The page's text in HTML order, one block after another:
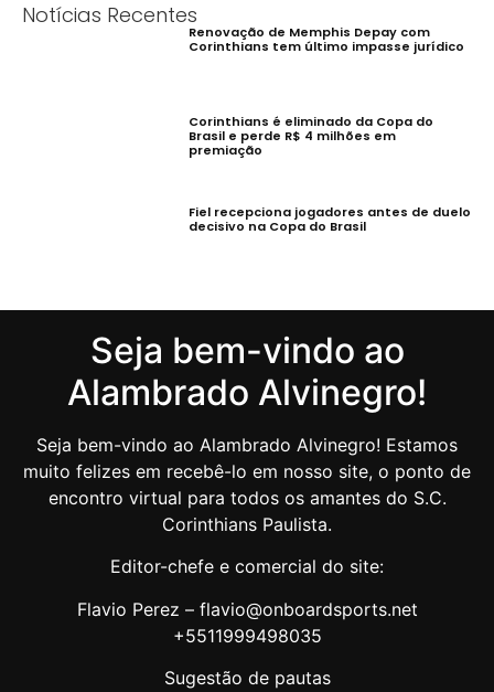
Notícias Recentes
Renovação de Memphis Depay com
Corinthians tem último impasse jurídico
Corinthians é eliminado da Copa do
Brasil e perde R$ 4 milhões em
premiação
Fiel recepciona jogadores antes de duelo
decisivo na Copa do Brasil
Seja bem-vindo ao
Alambrado Alvinegro!
Seja bem-vindo ao Alambrado Alvinegro! Estamos
muito felizes em recebê-lo em nosso site, o ponto de
encontro virtual para todos os amantes do S.C.
Corinthians Paulista.
Editor-chefe e comercial do site:
Flavio Perez – flavio@onboardsports.net
+5511999498035
Sugestão de pautas